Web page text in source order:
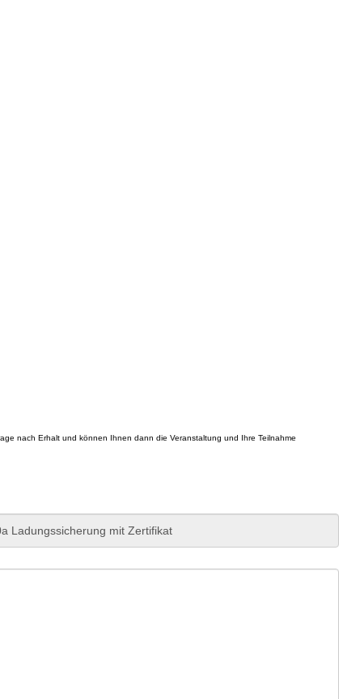
nach Erhalt und können Ihnen dann die Veranstaltung und Ihre Teilnahme